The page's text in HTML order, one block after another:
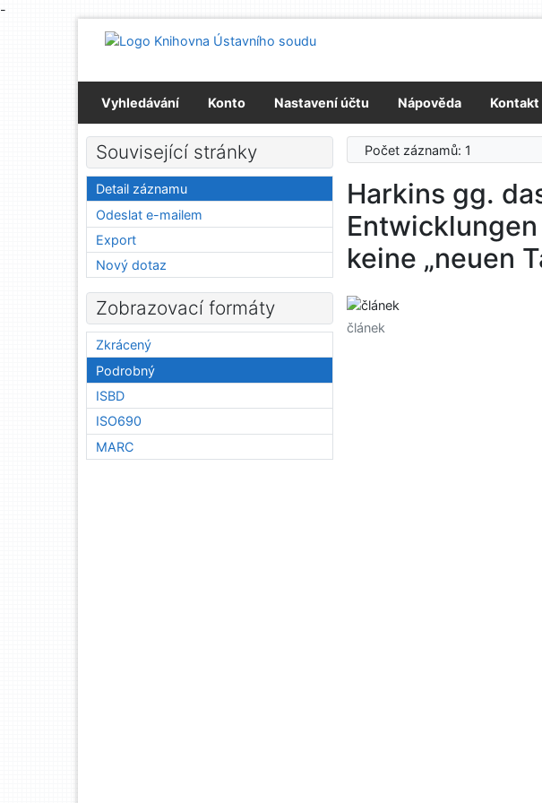
-
Přejít na menu
Vyhledávání Konto Nastavení účtu Nápověda Kontakt
Počet záznamů: 1
Harkins gg.
keine „neuen
článek
Související stránky
Detail záznamu
Odeslat e-mailem
Export
Nový dotaz
Zobrazovací formáty
Zkrácený
Podrobný
ISBD
ISO690
MARC